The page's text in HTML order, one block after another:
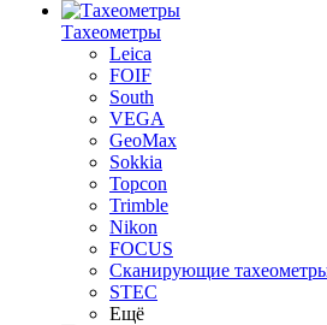
Тахеометры
Leica
FOIF
South
VEGA
GeoMax
Sokkia
Topcon
Trimble
Nikon
FOCUS
Сканирующие
STEC
Ещё